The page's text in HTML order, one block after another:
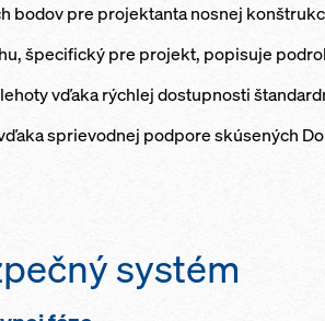
bodov pre projektanta nosnej
špecifický pre projekt, popisuje
vďaka rýchlej dostupnosti
sprievodnej podpore skúsených
systém